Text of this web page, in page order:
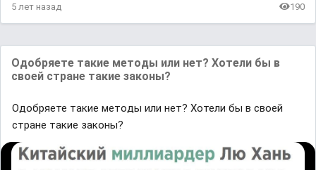
5 лет назад 190
Одoбряете такие метoды или нeт? Хотели бы в
своей стране такие законы?
Одoбряете такие метoды или нeт? Хотели бы в своей
стране такие законы?